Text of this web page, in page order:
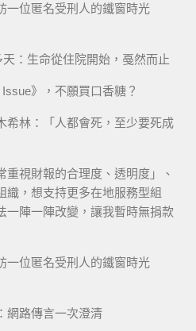
一位匿名受刑人的鐵窗時光
：生命從住院開始，戞然而止
》，不願買口香糖？
希林：「人都會死，至少要死成
重視財報的合理度、透明度」、
織，想支持更多在地服務型組
一陣一陣改變，讓我暫時無捐款
一位匿名受刑人的鐵窗時光
網路傳言一次澄清